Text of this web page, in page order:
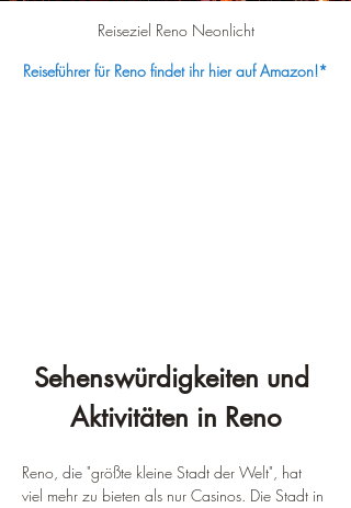
Reiseziel Reno Neonlicht
Reiseführer für Reno findet ihr hier auf Amazon!*
Sehenswürdigkeiten und
Aktivitäten in Reno
Reno, die "größte kleine Stadt der Welt", hat
viel mehr zu bieten als nur Casinos. Die Stadt in